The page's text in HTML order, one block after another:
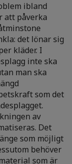
ibland
att påverka
det lönar sig
kläder. I
inte ska
man ska
som det
av
Det
som möjligt
behöver
som är